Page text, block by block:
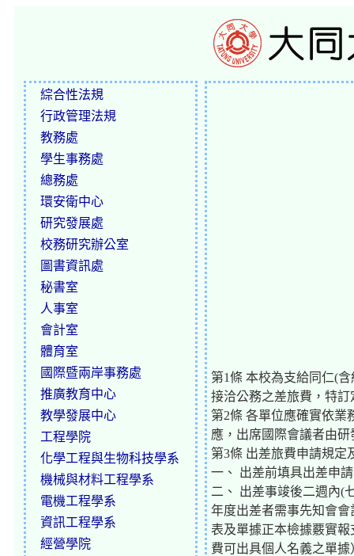
綜合性法規
行政管理法規
教務處
學生事務處
總務處
環安衛中心
研究發展處
校務研究辦公室
圖書資訊處
秘書室
人事室
會計室
體育室
國際暨兩岸事務處
推廣教育中心
教學發展中心
工程學院
化學工程與生物科技學系
機械與材料工程學系
電機工程學系
資訊工程學系
經營學院
第1條 本校為支給同仁(
接洽公務之差旅費，特
第2條 各單位應確實依業
應，出席國際會議者由
第3條 出差旅費申請規定
一、 出差前填具出差申
二、 出差事竣後二週內(
年度出差者需事先知會
表及單據正本檢據覈實報
費可出具個人名義之單